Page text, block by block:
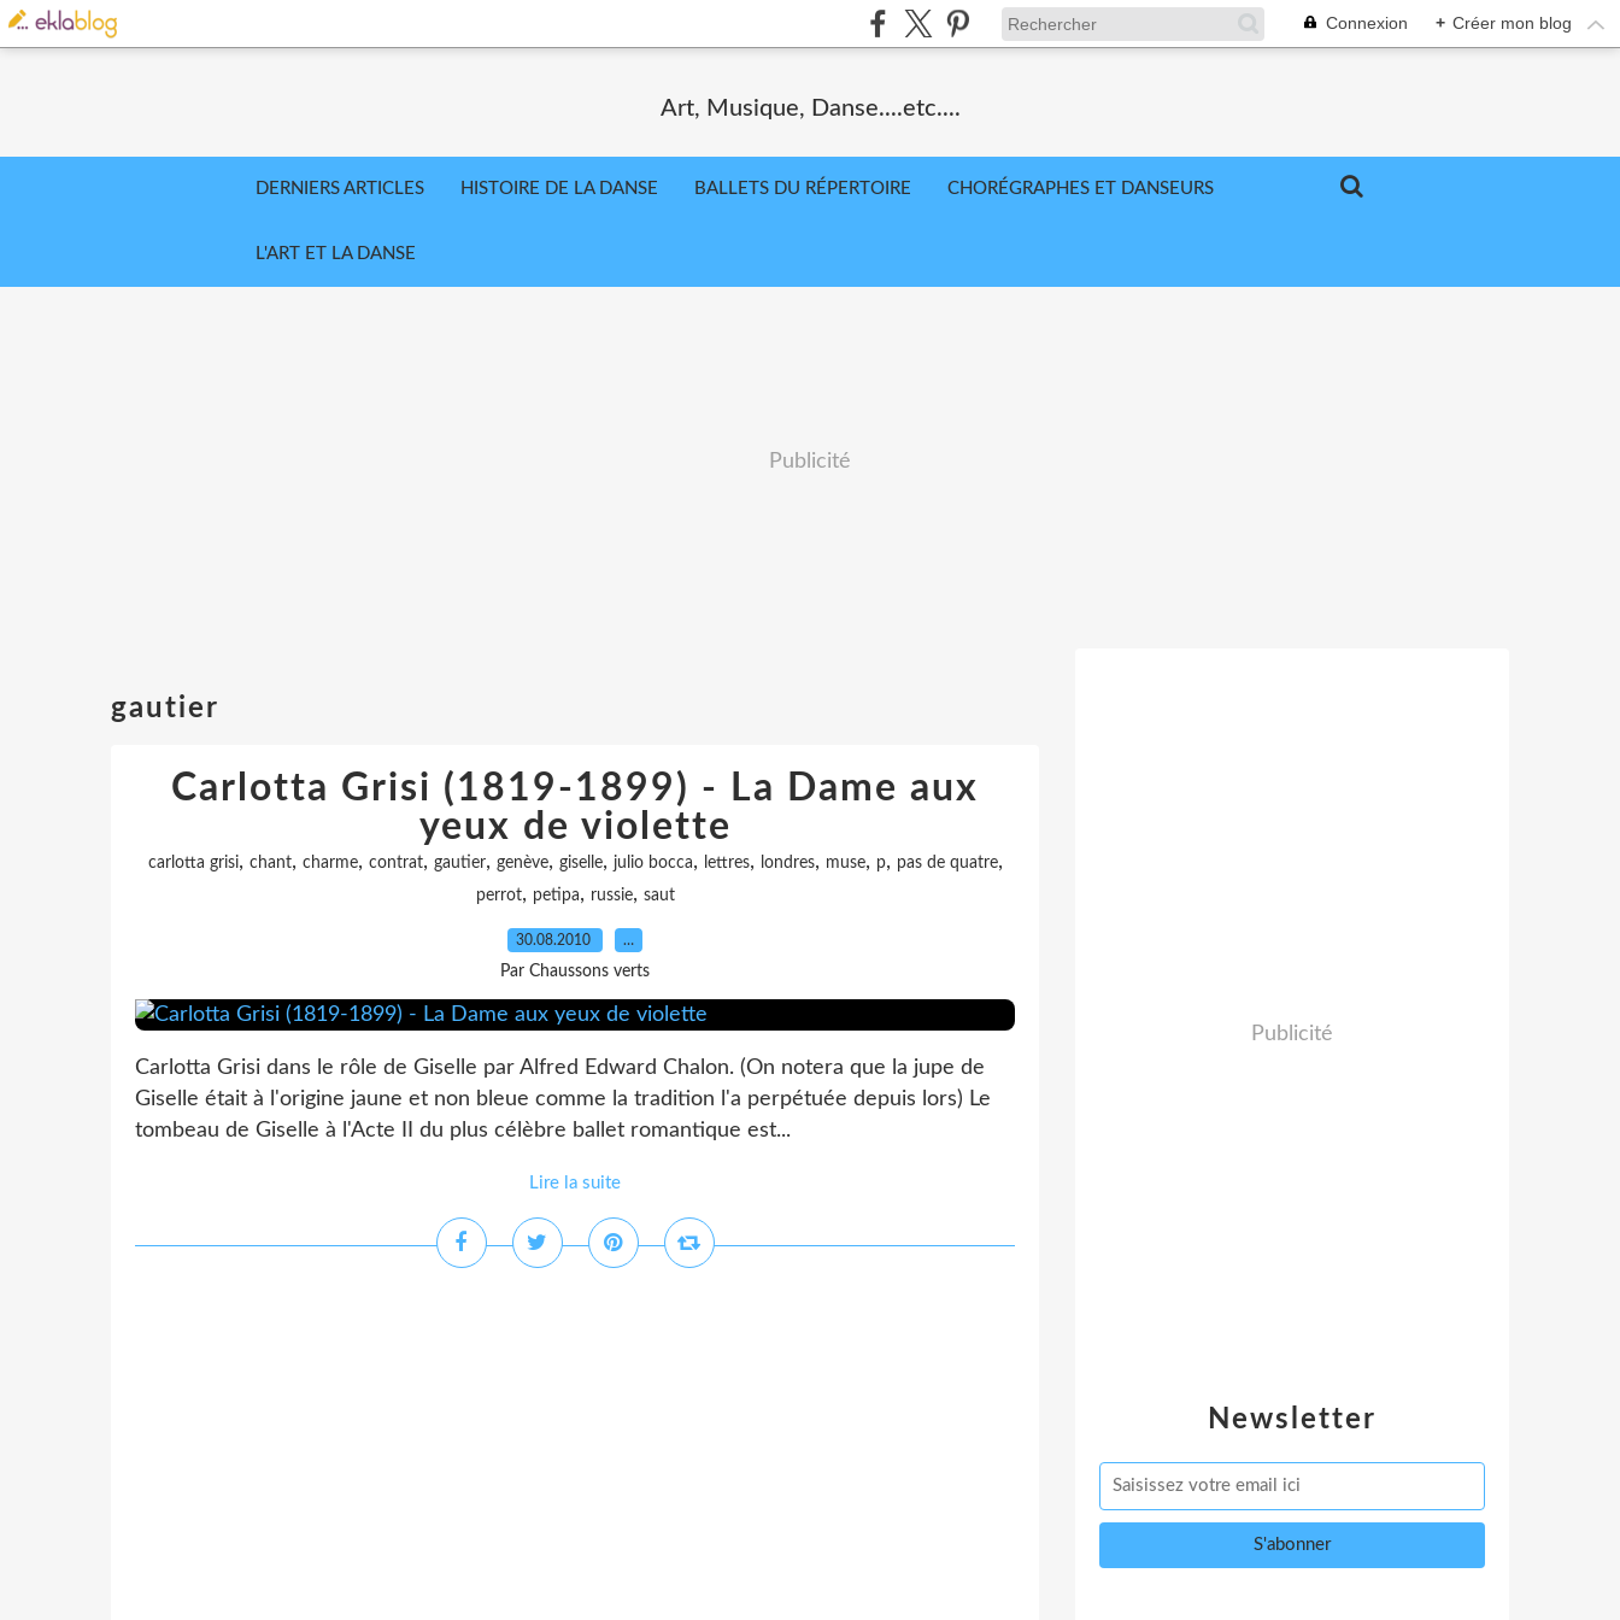
Connexion + Créer mon blog
Art, Musique, Danse....etc....
DERNIERS ARTICLES HISTOIRE DE LA DANSE BALLETS DU RÉPERTOIRE CHORÉGRAPHES ET DANSEURS
L'ART ET LA DANSE
Publicité
gautier
Carlotta Grisi (1819-1899) - La Dame aux
yeux de violette
carlotta grisi, chant, charme, contrat, gautier, genève, giselle, julio bocca, lettres, londres, muse, p, pas de quatre,
perrot, petipa, russie, saut
30.08.2010 …
Par Chaussons verts
Carlotta Grisi dans le rôle de Giselle par Alfred Edward Chalon. (On notera que la jupe de
Giselle était à l'origine jaune et non bleue comme la tradition l'a perpétuée depuis lors) Le
tombeau de Giselle à l'Acte II du plus célèbre ballet romantique est...
Lire la suite
Newsletter
Publicité